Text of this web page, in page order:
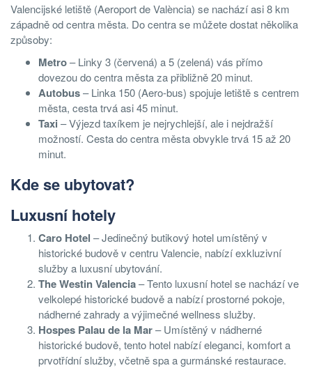
Valencijské letiště (Aeroport de València) se nachází asi 8 km
západně od centra města. Do centra se můžete dostat několika
způsoby:
Metro– Linky 3 (červená) a 5 (zelená) vás přímo
dovezou do centra města za přibližně 20 minut.
Autobus– Linka 150 (Aero-bus) spojuje letiště s centrem
města, cesta trvá asi 45 minut.
Taxi – Výjezd taxíkem je nejrychlejší, ale i nejdražší
možností. Cesta do centra města obvykle trvá 15 až 20
minut.
Kde se ubytovat?
Luxusní hotely
Caro Hotel – Jedinečný butikový hotel umístěný v
historické budově v centru Valencie, nabízí exkluzivní
služby a luxusní ubytování.
The Westin Valencia– Tento luxusní hotel se nachází ve
velkolepé historické budově a nabízí prostorné pokoje,
nádherné zahrady a výjimečné wellness služby.
Hospes Palau de la Mar– Umístěný v nádherné
historické budově, tento hotel nabízí eleganci, komfort a
prvotřídní služby, včetně spa a gurmánské restaurace.